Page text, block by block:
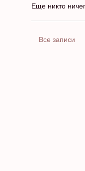
Еще никто
Все записи